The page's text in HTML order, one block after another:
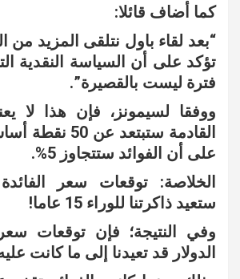
كما أضاف قائلا:
“بعد لقاء باول نتلقى المزيد من
تؤكد على أن السياسة النقدية
فترة ليست بالقصيرة”.
ووفقا لسيمونز، فإن هذا لا
القادمة ستبتعد
على أن الفوائد ستتجاوز 5%.
الخلاصة: توقعات سعر
ستعيد ذاكرتنا للوراء 15 عاما!
وفي النتيجة؛ فإن توقعات
الدولار قد تعيدنا إلى ما كانت عليه قبل